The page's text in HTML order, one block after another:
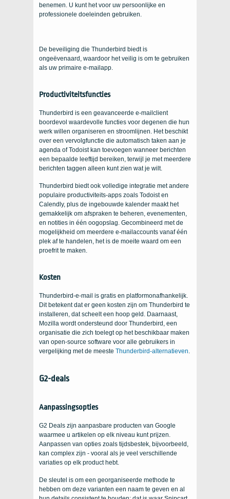
benemen. U kunt het voor uw persoonlijke en
professionele doeleinden gebruiken.
De beveiliging die Thunderbird biedt is
ongeëvenaard, waardoor het veilig is om te gebruiken
als uw primaire e-mailapp.
Productiviteitsfuncties
Thunderbird is een geavanceerde e-mailclient
boordevol waardevolle functies voor degenen die hun
werk willen organiseren en stroomlijnen. Het beschikt
over een vervolgfunctie die automatisch taken aan je
agenda of Todoist kan toevoegen wanneer berichten
een bepaalde leeftijd bereiken, terwijl je met meerdere
berichten taggen alleen kunt zien wat je wilt.
Thunderbird biedt ook volledige integratie met andere
populaire productiviteits-apps zoals Todoist en
Calendly, plus de ingebouwde kalender maakt het
gemakkelijk om afspraken te beheren, evenementen,
en notities in één oogopslag. Gecombineerd met de
mogelijkheid om meerdere e-mailaccounts vanaf één
plek af te handelen, het is de moeite waard om een ​​
proefrit te maken.
Kosten
Thunderbird-e-mail is gratis en platformonafhankelijk.
Dit betekent dat er geen kosten zijn om Thunderbird te
installeren, dat scheelt een hoop geld. Daarnaast,
Mozilla wordt ondersteund door Thunderbird, een
organisatie die zich toelegt op het beschikbaar maken
van open-source software voor alle gebruikers in
vergelijking met de meeste Thunderbird-alternatieven
G2-deals
Aanpassingsopties
G2 Deals zijn aanpasbare producten van Google
waarmee u artikelen op elk niveau kunt prijzen.
Aanpassen van opties zoals tijdsbestek, bijvoorbeeld,
kan complex zijn - vooral als je veel verschillende
variaties op elk product hebt.
De sleutel is om een ​​georganiseerde methode te
hebben om deze varianten een naam te geven en al